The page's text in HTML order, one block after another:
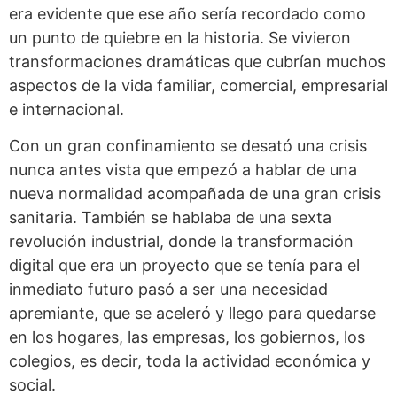
era evidente que ese año sería recordado como
un punto de quiebre en la historia. Se vivieron
transformaciones dramáticas que cubrían muchos
aspectos de la vida familiar, comercial, empresarial
e internacional.
Con un gran confinamiento se desató una crisis
nunca antes vista que empezó a hablar de una
nueva normalidad acompañada de una gran crisis
sanitaria. También se hablaba de una sexta
revolución industrial, donde la transformación
digital que era un proyecto que se tenía para el
inmediato futuro pasó a ser una necesidad
apremiante, que se aceleró y llego para quedarse
en los hogares, las empresas, los gobiernos, los
colegios, es decir, toda la actividad económica y
social.